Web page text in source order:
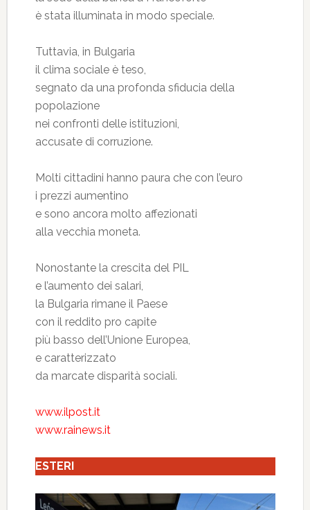
è stata illuminata in modo speciale.
Tuttavia, in Bulgaria
il clima sociale è teso,
segnato da una profonda sfiducia della
popolazione
nei confronti delle istituzioni,
accusate di corruzione.
Molti cittadini hanno paura che con l’euro
i prezzi aumentino
e sono ancora molto affezionati
alla vecchia moneta.
Nonostante la crescita del PIL
e l’aumento dei salari,
la Bulgaria rimane il Paese
con il reddito pro capite
più basso dell’Unione Europea,
e caratterizzato
da marcate disparità sociali.
www.ilpost.it
www.rainews.it
ESTERI